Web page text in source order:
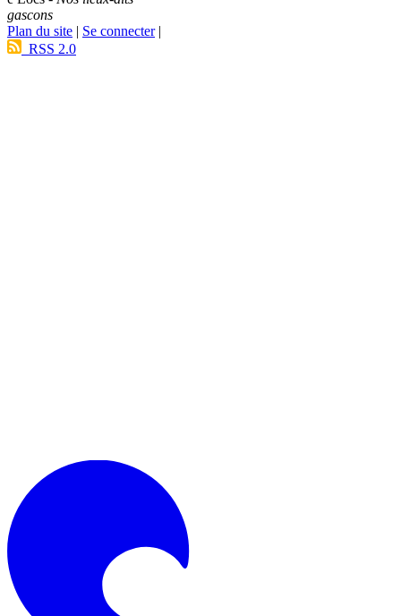
gascons
Plan du site | Se connecter|
RSS 2.0